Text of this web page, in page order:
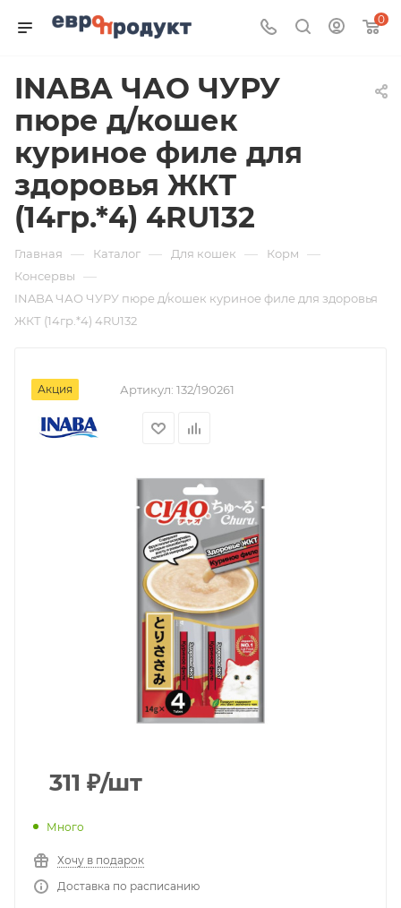
0
INABA ЧАО ЧУРУ
пюре д/кошек
куриное филе для
здоровья ЖКТ
(14гр.*4) 4RU132
Главная — Каталог — Для кошек — Корм —
Консервы —
INABA ЧАО ЧУРУ пюре д/кошек куриное филе для здоровья
ЖКТ (14гр.*4) 4RU132
Акция Артикул: 132/190261
311 ₽/шт
Много
Хочу в подарок
Доставка по расписанию